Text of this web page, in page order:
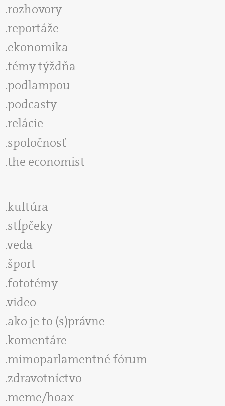
rozhovory
reportáže
ekonomika
témy týždňa
podlampou
podcasty
relácie
spoločnosť
the economist
kultúra
stĺpčeky
veda
šport
fototémy
video
ako je to (s)právne
komentáre
mimoparlamentné fórum
zdravotníctvo
meme/hoax